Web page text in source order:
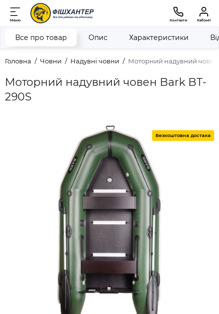
Меню Контакти Кабінет
Головна Човни Надувні човни Моторний надувний човен
Моторний надувний човен Bark BT-
290S
Все про товар Опис Характеристики
Безкоштовна достака